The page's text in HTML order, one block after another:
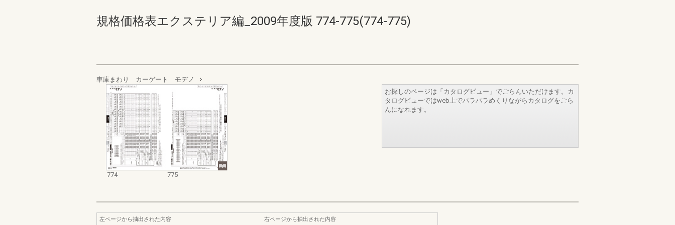
規格価格表エクステリア編_2009年度版 774-775(774-775)
車庫まわり カーゲート モデノ
774 775
お探しのページは「カタログビュー」でごらんいただけます。カ
タログビューではweb上でパラパラめくりながらカタログをごら
んになれます。
左ページから抽出された内容
右ページから抽出された内容